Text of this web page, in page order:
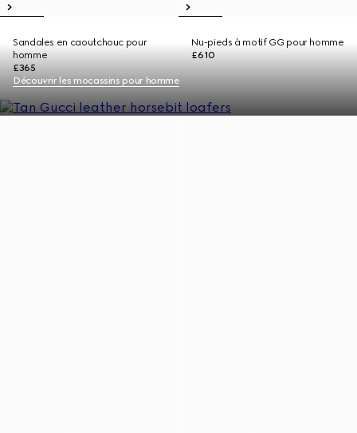
Sandales en caoutchouc pour
homme
£365
Nu-pieds à motif GG pour homme
£610
Découvrir les mocassins pour homme